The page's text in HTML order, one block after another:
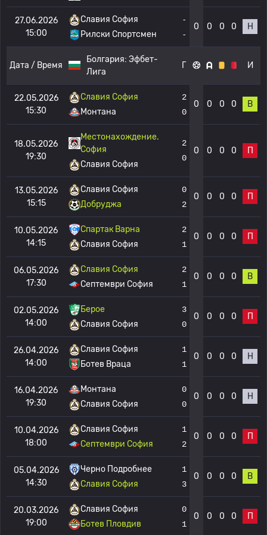
27.06.2026
15:00
Славия София
Рилски Спортсмен
-
-
0 0 0 0 Н
Дата / Время
Болгария: Эфбет-
Лига
Г И
22.05.2026
15:30
Славия София
Монтана
2
0
0 0 0 0 В
18.05.2026
19:30
Местонахождение.
София
Славия София
2
0
0 0 0 0 П
13.05.2026
15:15
Славия София
Добруджа
0
2
0 0 0 0 П
10.05.2026
14:15
Спартак Варна
Славия София
2
1
0 0 0 0 П
06.05.2026
17:30
Славия София
Септември София
2
1
0 0 0 0 В
02.05.2026
14:00
Берое
Славия София
3
0
0 0 0 0 П
26.04.2026
14:00
Славия София
Ботев Враца
1
1
0 0 0 0 Н
16.04.2026
19:30
Монтана
Славия София
0
0
0 0 0 0 Н
10.04.2026
18:00
Славия София
Септември София
1
2
0 0 0 0 П
05.04.2026
14:30
Черно Подробнее
Славия София
1
3
0 0 0 0 В
20.03.2026
19:00
Славия София
Ботев Пловдив
0
1
0 0 0 0 П